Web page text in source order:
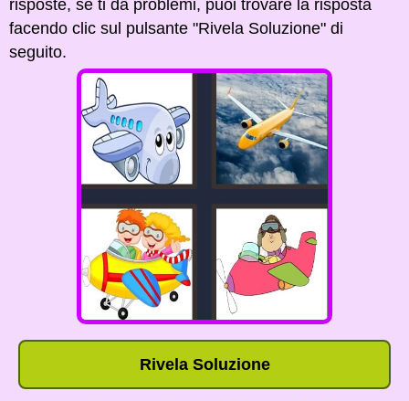
risposte, se ti dà problemi, puoi trovare la risposta
facendo clic sul pulsante "Rivela Soluzione" di
seguito.
Rivela Soluzione